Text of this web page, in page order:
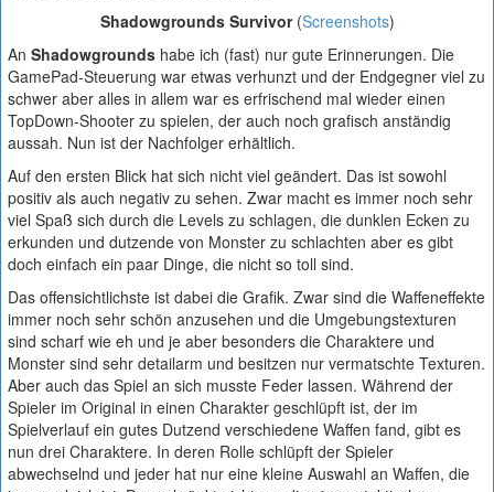
Shadowgrounds Survivor(Screenshots)
An Shadowgrounds habe ich (fast) nur gute Erinnerungen. Die
GamePad-Steuerung war etwas verhunzt und der Endgegner viel zu
schwer aber alles in allem war es erfrischend mal wieder einen
TopDown-Shooter zu spielen, der auch noch grafisch anständig
aussah. Nun ist der Nachfolger erhältlich.
Auf den ersten Blick hat sich nicht viel geändert. Das ist sowohl
positiv als auch negativ zu sehen. Zwar macht es immer noch sehr
viel Spaß sich durch die Levels zu schlagen, die dunklen Ecken zu
erkunden und dutzende von Monster zu schlachten aber es gibt
doch einfach ein paar Dinge, die nicht so toll sind.
Das offensichtlichste ist dabei die Grafik. Zwar sind die Waffeneffekte
immer noch sehr schön anzusehen und die Umgebungstexturen
sind scharf wie eh und je aber besonders die Charaktere und
Monster sind sehr detailarm und besitzen nur vermatschte Texturen.
Aber auch das Spiel an sich musste Feder lassen. Während der
Spieler im Original in einen Charakter geschlüpft ist, der im
Spielverlauf ein gutes Dutzend verschiedene Waffen fand, gibt es
nun drei Charaktere. In deren Rolle schlüpft der Spieler
abwechselnd und jeder hat nur eine kleine Auswahl an Waffen, die